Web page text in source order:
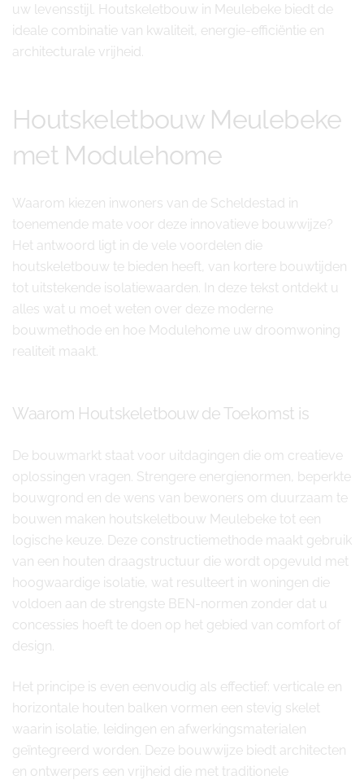
uw levensstijl. Houtskeletbouw in Meulebeke biedt de
ideale combinatie van kwaliteit, energie-efficiëntie en
architecturale vrijheid.
Houtskeletbouw Meulebeke
met Modulehome
Waarom kiezen inwoners van de Scheldestad in
toenemende mate voor deze innovatieve bouwwijze?
Het antwoord ligt in de vele voordelen die
houtskeletbouw te bieden heeft, van kortere bouwtijden
tot uitstekende isolatiewaarden. In deze tekst ontdekt u
alles wat u moet weten over deze moderne
bouwmethode en hoe Modulehome uw droomwoning
realiteit maakt.
Waarom Houtskeletbouw de Toekomst is
De bouwmarkt staat voor uitdagingen die om creatieve
oplossingen vragen. Strengere energienormen, beperkte
bouwgrond en de wens van bewoners om duurzaam te
bouwen maken houtskeletbouw Meulebeke tot een
logische keuze. Deze constructiemethode maakt gebruik
van een houten draagstructuur die wordt opgevuld met
hoogwaardige isolatie, wat resulteert in woningen die
voldoen aan de strengste BEN-normen zonder dat u
concessies hoeft te doen op het gebied van comfort of
design.
Het principe is even eenvoudig als effectief: verticale en
horizontale houten balken vormen een stevig skelet
waarin isolatie, leidingen en afwerkingsmaterialen
geïntegreerd worden. Deze bouwwijze biedt architecten
en ontwerpers een vrijheid die met traditionele